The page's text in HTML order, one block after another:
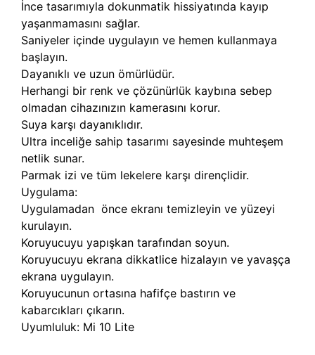
İnce tasarımıyla dokunmatik hissiyatında kayıp
yaşanmamasını sağlar.
Saniyeler içinde uygulayın ve hemen kullanmaya
başlayın.
Dayanıklı ve uzun ömürlüdür.
Herhangi bir renk ve çözünürlük kaybına sebep
olmadan cihazınızın kamerasını korur.
Suya karşı dayanıklıdır.
Ultra inceliğe sahip tasarımı sayesinde muhteşem
netlik sunar.
Parmak izi ve tüm lekelere karşı dirençlidir.
Uygulama:
Uygulamadan önce ekranı temizleyin ve yüzeyi
kurulayın.
Koruyucuyu yapışkan tarafından soyun.
Koruyucuyu ekrana dikkatlice hizalayın ve yavaşça
ekrana uygulayın.
Koruyucunun ortasına hafifçe bastırın ve
kabarcıkları çıkarın.
Uyumluluk: Mi 10 Lite